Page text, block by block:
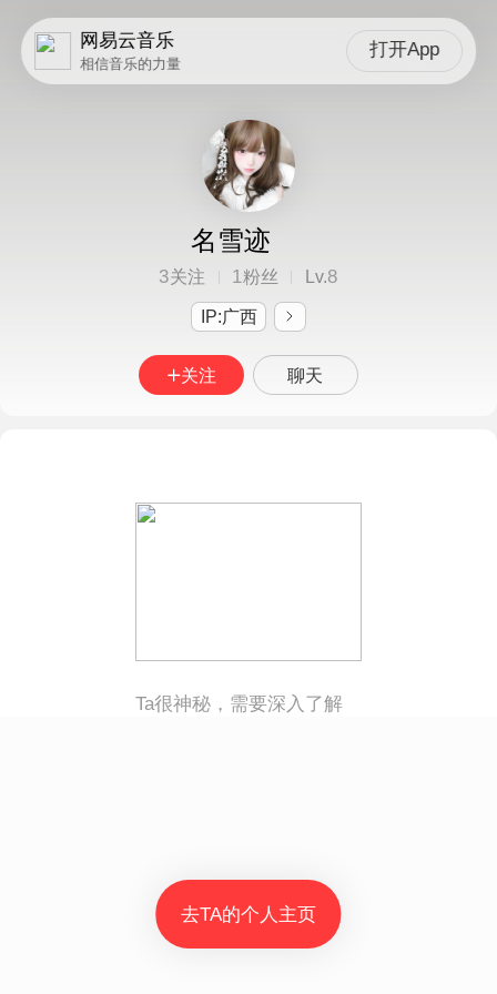
网易云音乐
相信音乐的力量
打开App
名雪迹
3关注 1粉丝 Lv.8
IP:广西
关注 聊天
Ta很神秘，需要深入了解
去TA的个人主页